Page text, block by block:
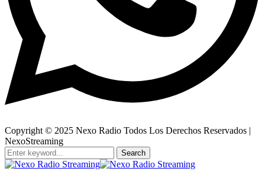
Copyright © 2025 Nexo Radio Todos Los Derechos Reservados |
NexoStreaming
Search